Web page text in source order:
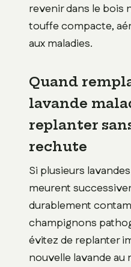
revenir dans le bois
touffe compacte,
aux maladies.
Quand
lavande
replanter
rechute
Si plusieurs
meurent
durablement
champignons
évitez de replanter
nouvelle lavande au